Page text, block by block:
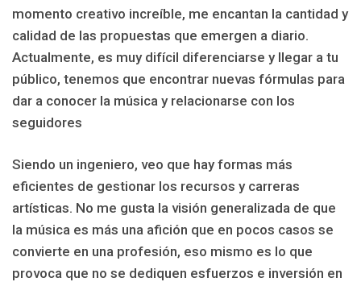
momento creativo increíble, me encantan la cantidad y
calidad de las propuestas que emergen a diario.
Actualmente, es muy difícil diferenciarse y llegar a tu
público, tenemos que encontrar nuevas fórmulas para
dar a conocer la música y relacionarse con los
seguidores
Siendo un ingeniero, veo que hay formas más
eficientes de gestionar los recursos y carreras
artísticas. No me gusta la visión generalizada de que
la música es más una afición que en pocos casos se
convierte en una profesión, eso mismo es lo que
provoca que no se dediquen esfuerzos e inversión en